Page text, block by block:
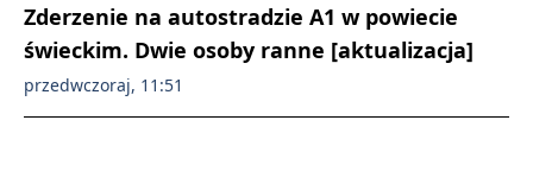
Zderzenie na autostradzie A1 w powiecie
świeckim. Dwie osoby ranne [aktualizacja]
przedwczoraj, 11:51